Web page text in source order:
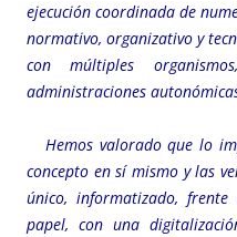
ejecución coordinada de
normativo, organizativo y
con múltiples
administraciones
Hemos valorado que lo
concepto en sí mismo y las
único, informatizado,
papel, con una